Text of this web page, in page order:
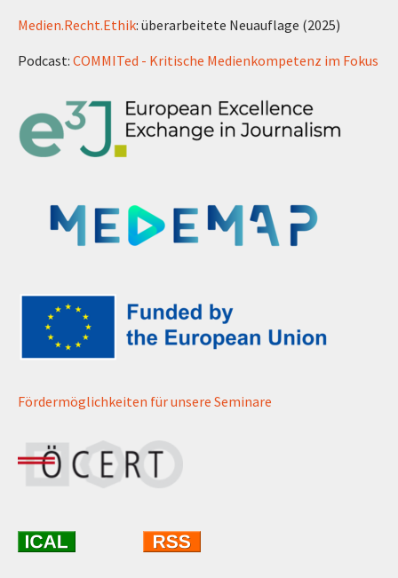
Medien.Recht.Ethik: überarbeitete Neuauflage (2025)
Podcast: COMMITed - Kritische Medienkompetenz im Fokus
Fördermöglichkeiten für unsere Seminare